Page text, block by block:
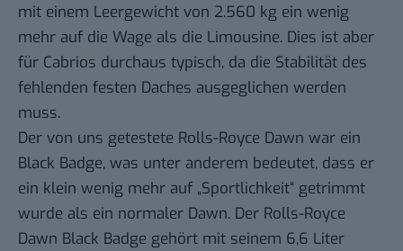
mit einem Leergewicht von 2.560 kg ein wenig
mehr auf die Wage als die Limousine. Dies ist aber
für Cabrios durchaus typisch, da die Stabilität des
fehlenden festen Daches ausgeglichen werden
muss.
Der von uns getestete Rolls-Royce Dawn war ein
Black Badge, was unter anderem bedeutet, dass er
ein klein wenig mehr auf „Sportlichkeit“ getrimmt
wurde als ein normaler Dawn. Der Rolls-Royce
Dawn Black Badge gehört mit seinem 6,6 Liter